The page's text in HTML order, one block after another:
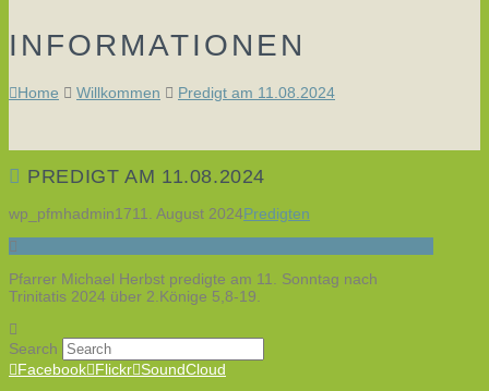
INFORMATIONEN
Home Willkommen Predigt am 11.08.2024
PREDIGT AM 11.08.2024
wp_pfmhadmin1711. August 2024Predigten
Pfarrer Michael Herbst predigte am 11. Sonntag nach
Trinitatis 2024 über 2.Könige 5,8-19.
Search
Facebook Flickr SoundCloud